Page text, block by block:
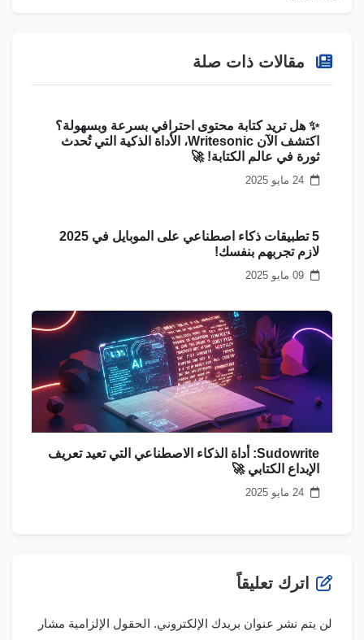
مقالات ذات صلة
✨ هل تريد كتابة محتوى احترافي بسرعة وبسهولة؟
اكتشف الآن Writesonic، الأداة الذكية التي تُحدث
ثورة في عالم الكتابة! 🚀
5 تطبيقات ذكاء اصطناعي على الموبايل في 2025
لازم تجربهم بنفسك!
Sudowrite: أداة الذكاء الاصطناعي التي تعيد تعريف
الإبداع الكتابي 🚀
اترك تعليقاً
لن يتم نشر عنوان بريدك الإلكتروني. الحقول الإلزامية مشار